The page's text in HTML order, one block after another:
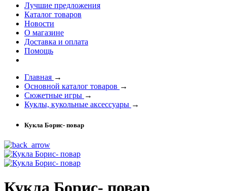
Лучшие предложения
Каталог товаров
Новости
О магазине
Доставка и оплата
Помощь
Главная →
Основной каталог товаров →
Сюжетные игры →
Куклы, кукольные аксессуары →
Кукла Борис- повар